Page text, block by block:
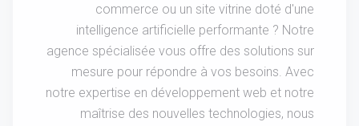
commerce ou un site vitrine doté d'une
intelligence artificielle performante ? Notre
agence spécialisée vous offre des solutions sur
mesure pour répondre à vos besoins. Avec
notre expertise en développement web et notre
maîtrise des nouvelles technologies, nous